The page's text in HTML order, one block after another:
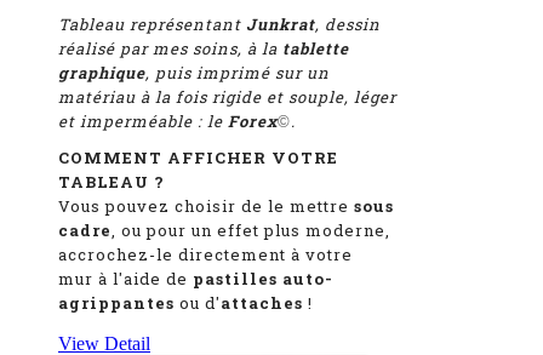
Tableau représentant Junkrat, dessin
réalisé par mes soins, à la tablette
graphique, puis imprimé sur un
matériau à la fois rigide et souple, léger
et imperméable : le Forex©.
COMMENT AFFICHER VOTRE
TABLEAU ?
Vous pouvez choisir de le mettre sous
cadre, ou pour un effet plus moderne,
accrochez-le directement à votre
mur à l'aide de pastilles auto-
agrippantes ou d'attaches !
View Detail